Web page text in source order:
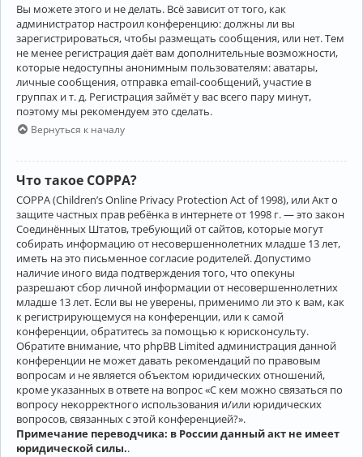
Вы можете этого и не делать. Всё зависит от того, как
администратор настроил конференцию: должны ли вы
зарегистрироваться, чтобы размещать сообщения, или нет. Тем
не менее регистрация даёт вам дополнительные возможности,
которые недоступны анонимным пользователям: аватары,
личные сообщения, отправка email-сообщений, участие в
группах и т. д. Регистрация займёт у вас всего пару минут,
поэтому мы рекомендуем это сделать.
Вернуться к началу
Что такое COPPA?
COPPA (Children’s Online Privacy Protection Act of 1998), или Акт о
защите частных прав ребёнка в интернете от 1998 г. — это закон
Соединённых Штатов, требующий от сайтов, которые могут
собирать информацию от несовершеннолетних младше 13 лет,
иметь на это письменное согласие родителей. Допустимо
наличие иного вида подтверждения того, что опекуны
разрешают сбор личной информации от несовершеннолетних
младше 13 лет. Если вы не уверены, применимо ли это к вам, как
к регистрирующемуся на конференции, или к самой
конференции, обратитесь за помощью к юрисконсульту.
Обратите внимание, что phpBB Limited администрация данной
конференции не может давать рекомендаций по правовым
вопросам и не является объектом юридических отношений,
кроме указанных в ответе на вопрос «С кем можно связаться по
вопросу некорректного использования и/или юридических
вопросов, связанных с этой конференцией?».
Примечание переводчика: в России данный акт не имеет
юридической силы..